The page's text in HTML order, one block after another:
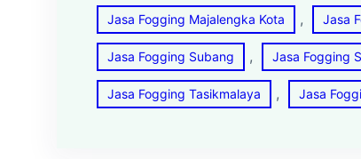
Jasa Fogging Majalengka Kota , Jasa
Jasa Fogging Subang , Jasa Fogging
Jasa Fogging Tasikmalaya , Jasa